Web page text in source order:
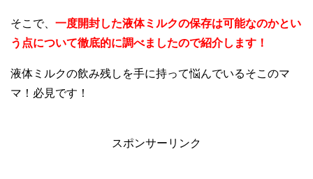
そこで、 一度開封した液体ミルクの保存は可能なのかとい
う点について徹底的に調べましたので紹介します！
液体ミルクの飲み残しを手に持って悩んでいるそこのマ
マ！必見です！
スポンサーリンク